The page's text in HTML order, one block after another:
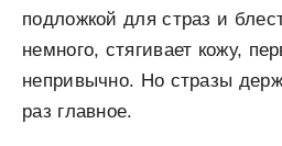
подложкой для страз и
немного, стягивает кожу,
непривычно. Но стразы
раз главное.